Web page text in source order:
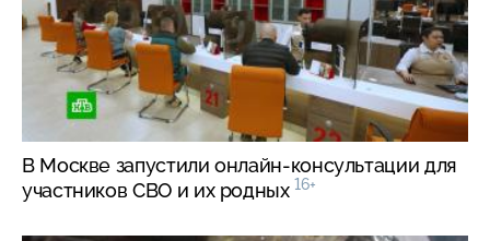
В Москве запустилионлайн-консультации для
участников СВО и их родных 16+